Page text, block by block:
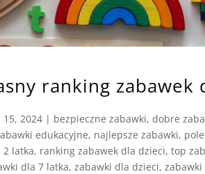
ranking zabawek
15, 2024 | bezpieczne zabawki,dobre
edukacyjne, najlepsze zabawki,
2 latka, ranking zabawek dla dzieci,top
dla 7 latka,zabawki dla dzieci,